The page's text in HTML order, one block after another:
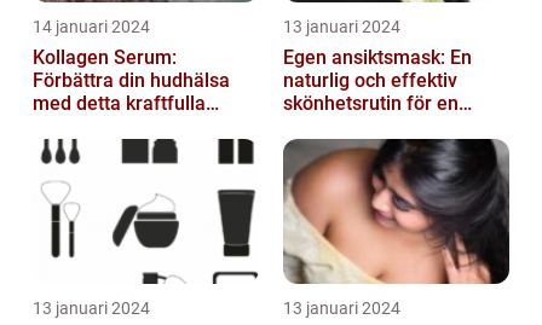
14 januari 2024
Kollagen Serum:
Förbättra din hudhälsa
med detta kraftfulla
13 januari 2024
Egen ansiktsmask: En
naturlig och effektiv
skönhetsrutin för en
13 januari 2024 13 januari 2024